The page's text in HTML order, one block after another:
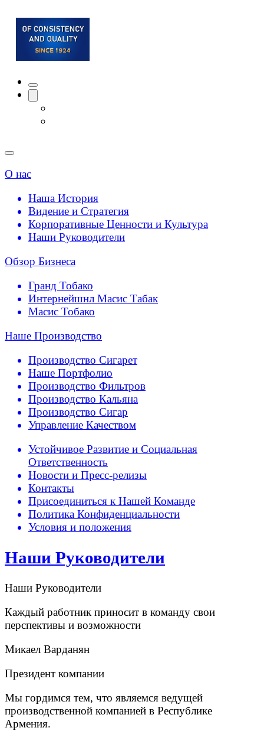
О нас
Наша История
Видение и Стратегия
Корпоративные Ценности и Культура
Наши Руководители
Обзор Бизнеса
Гранд Тобако
Интернейшнл Масис Табак
Масис Тобако
Наше Производство
Производство Сигарет
Наше Портфолио
Производство Фильтров
Производство Кальяна
Производство Сигар
Управление Качеством
Устойчивое Развитие и Социальная
Ответственность
Новости и Пресс-релизы
Контакты
Присоединиться к Нашей Команде
Политика Конфиденциальности
Условия и положения
Наши Руководители
Наши Руководители
Каждый работник приносит в команду свои
перспективы и возможности
Микаел Варданян
Президент компании
Мы гордимся тем, что являемся ведущей
производственной компанией в Республике
Армения.